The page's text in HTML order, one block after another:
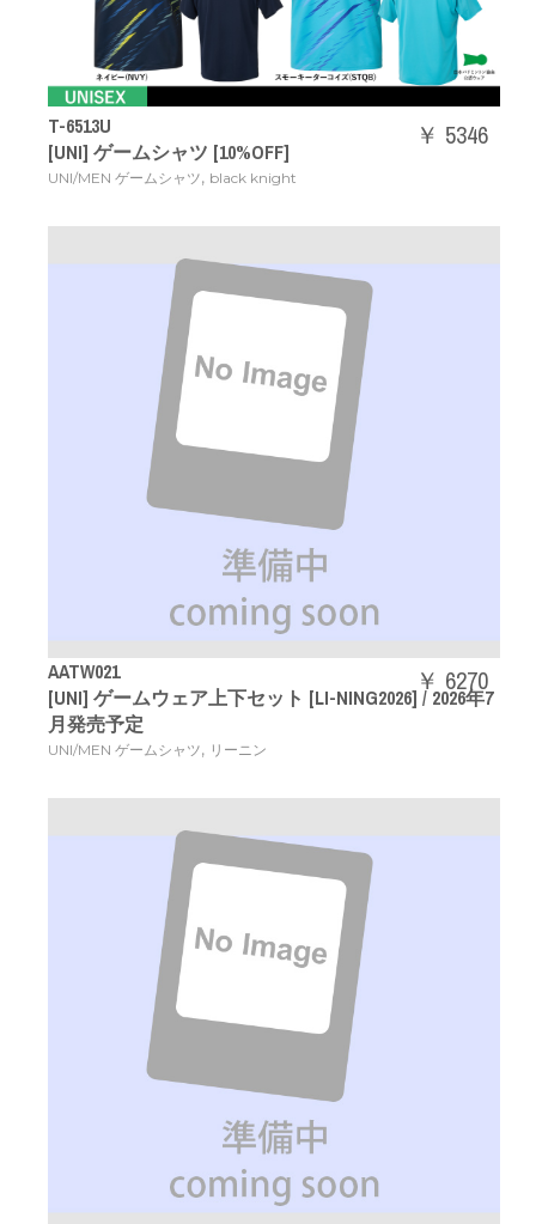
T-6513U
[UNI] ゲームシャツ [10%OFF]
UNI/MEN ゲームシャツ, black knight
￥ 5346
AATW021
[UNI] ゲームウェア上下セット [LI-NING2026] / 2026年7
月発売予定
UNI/MEN ゲームシャツ, リーニン
￥ 6270